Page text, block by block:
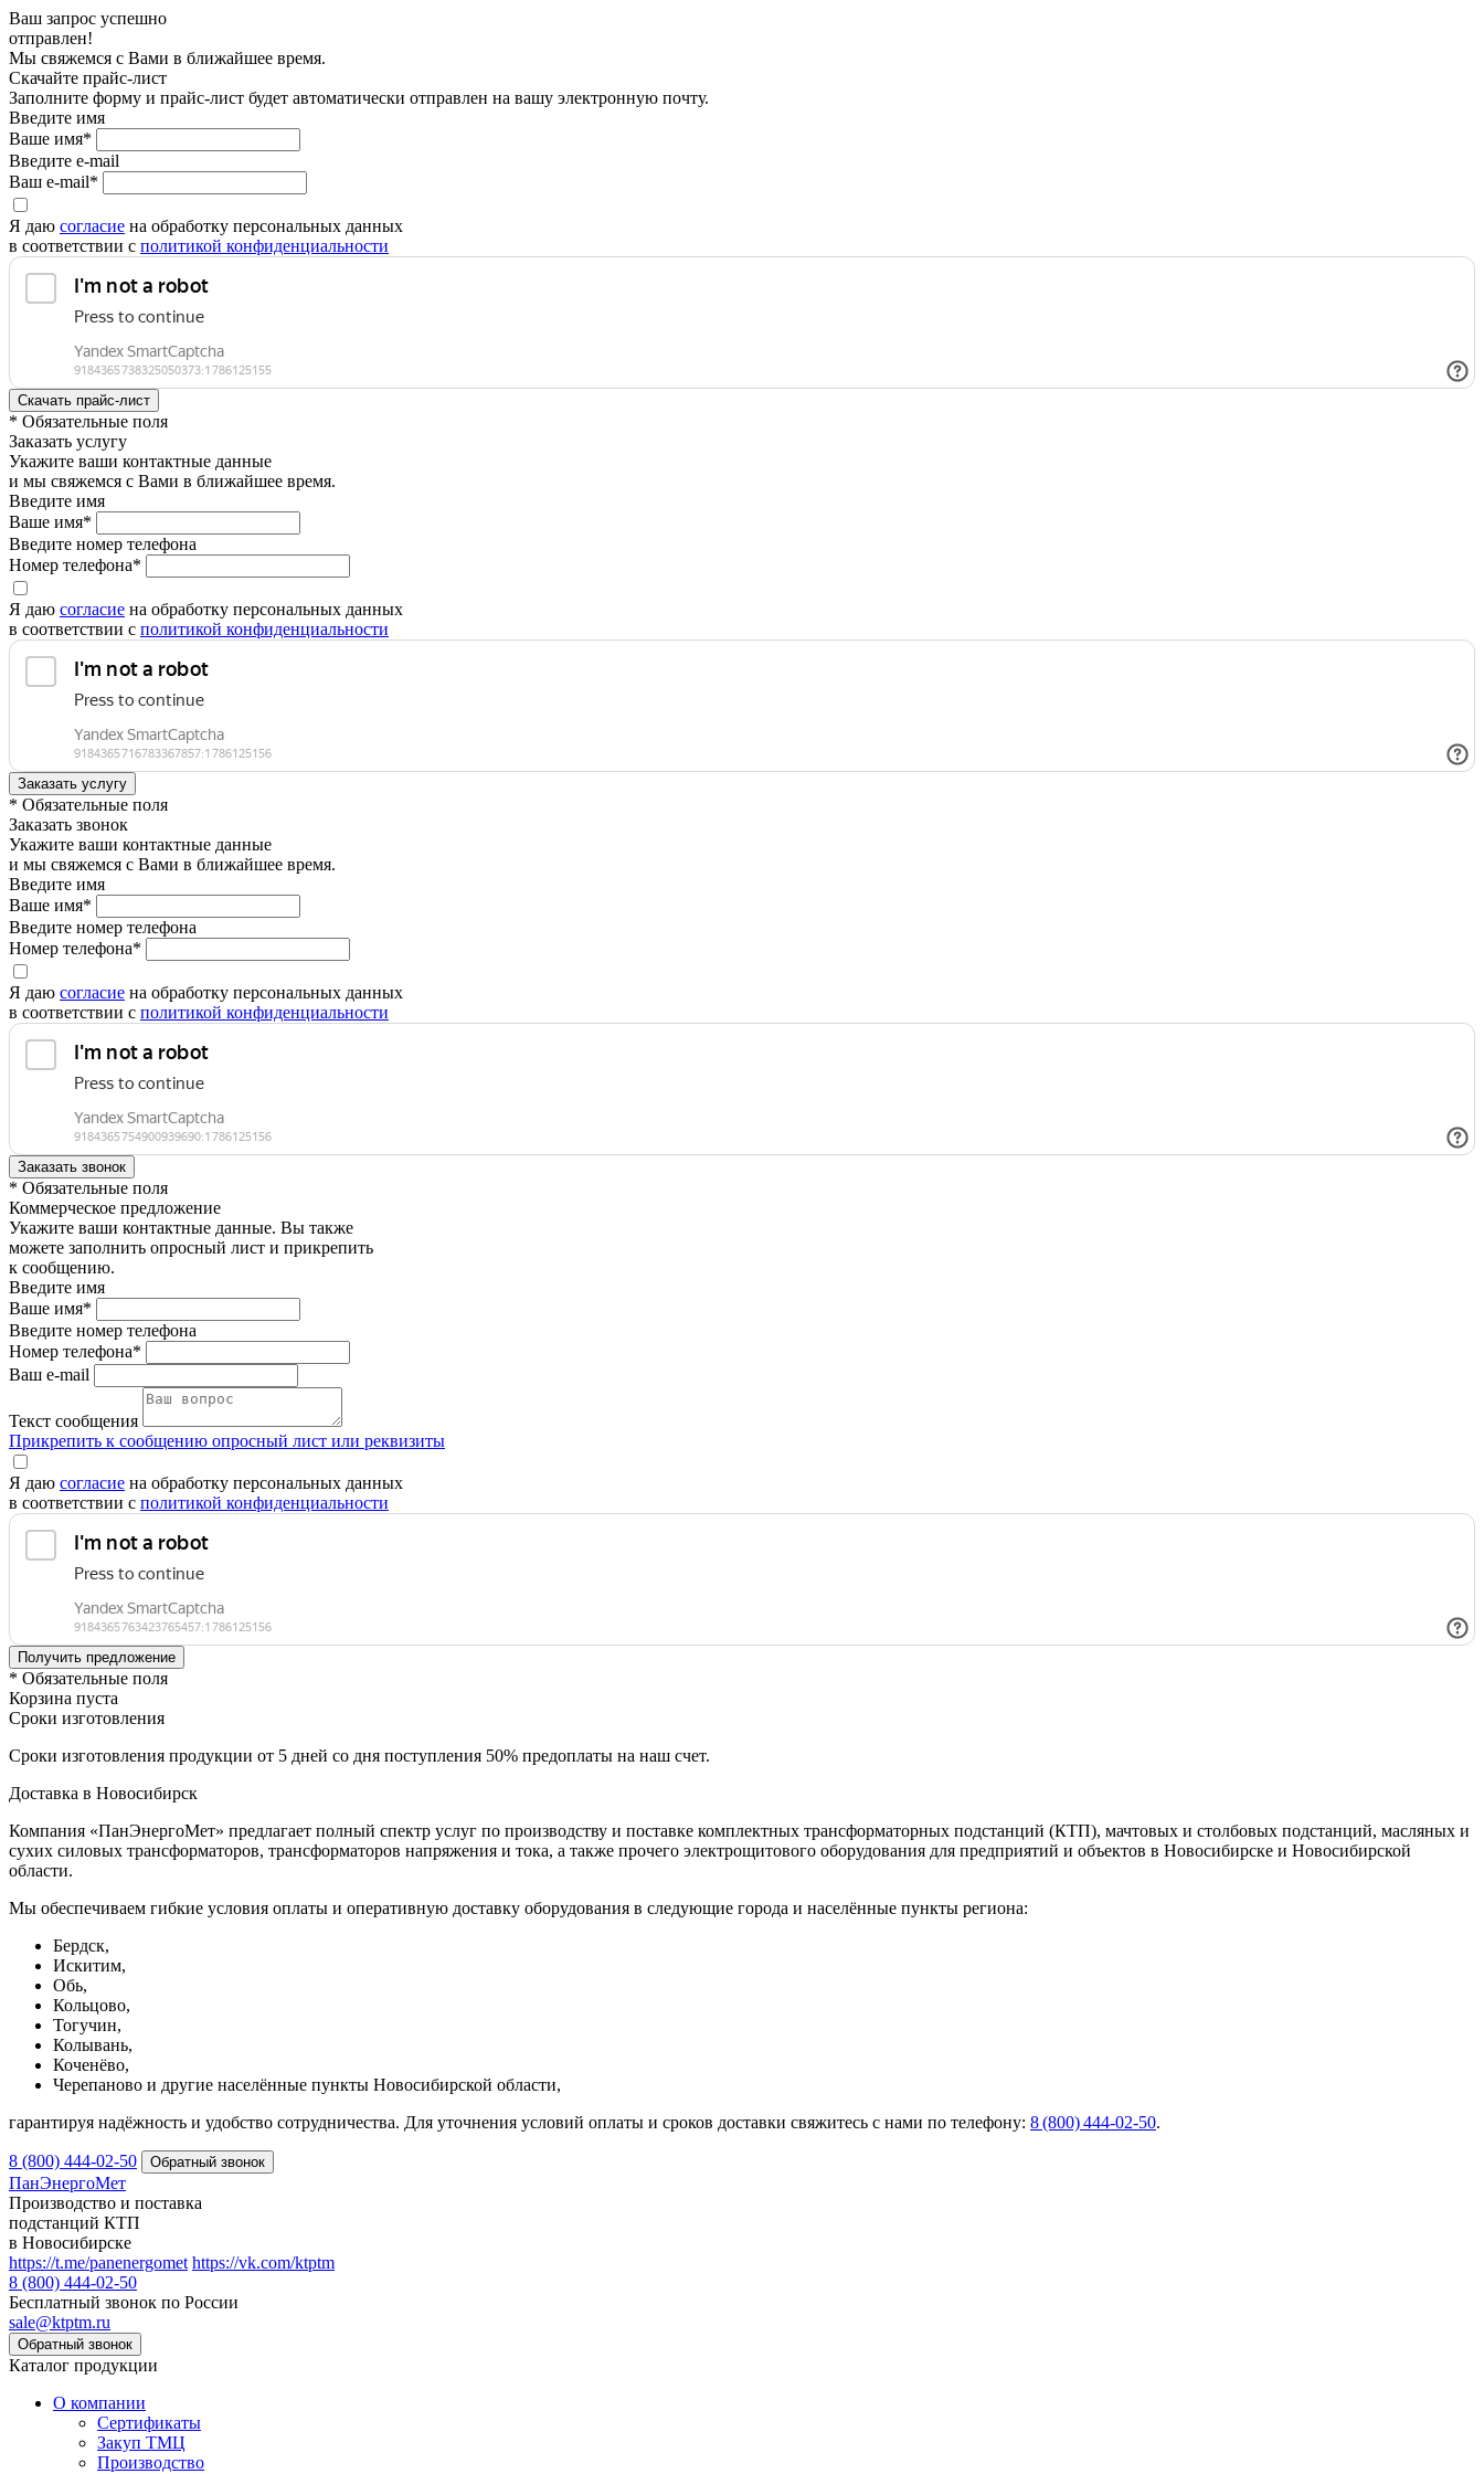
Ваш запрос успешно
отправлен!
Мы свяжемся с Вами в ближайшее время.
Скачайте прайс-лист
Заполните форму и прайс-лист будет автоматически отправлен на вашу электронную почту.
Введите имя
Ваше имя*
Введите e-mail
Ваш e-mail*
Я даю согласие на обработку персональных данных
в соответствии с политикой конфиденциальности
* Обязательные поля
Заказать услугу
Укажите ваши контактные данные
и мы свяжемся с Вами в ближайшее время.
Введите имя
Ваше имя*
Введите номер телефона
Номер телефона*
Я даю согласие на обработку персональных данных
в соответствии с политикой конфиденциальности
* Обязательные поля
Заказать звонок
Укажите ваши контактные данные
и мы свяжемся с Вами в ближайшее время.
Введите имя
Ваше имя*
Введите номер телефона
Номер телефона*
Я даю согласие на обработку персональных данных
в соответствии с политикой конфиденциальности
* Обязательные поля
Коммерческое предложение
Укажите ваши контактные данные. Вы также
можете заполнить опросный лист и прикрепить
к сообщению.
Введите имя
Ваше имя*
Введите номер телефона
Номер телефона*
Ваш e-mail
Текст сообщения
Прикрепить к сообщению опросный лист или реквизиты
Я даю согласие на обработку персональных данных
в соответствии с политикой конфиденциальности
* Обязательные поля
Корзина пуста
Сроки изготовления
Сроки изготовления продукции от 5 дней со дня поступления 50% предоплаты на наш счет.
Доставка в Новосибирск
Компания «ПанЭнергоМет» предлагает полный спектр услуг по производству и поставке комплектных трансформаторных подстанций (КТП), мачтовых и столбовых подстанций, масляных и
сухих силовых трансформаторов, трансформаторов напряжения и тока, а также прочего электрощитового оборудования для предприятий и объектов в Новосибирске и Новосибирской
области.
Мы обеспечиваем гибкие условия оплаты и оперативную доставку оборудования в следующие города и населённые пункты региона:
Бердск,
Искитим,
Обь,
Кольцово,
Тогучин,
Колывань,
Коченёво,
Черепаново и другие населённые пункты Новосибирской области,
гарантируя надёжность и удобство сотрудничества. Для уточнения условий оплаты и сроков доставки свяжитесь с нами по телефону: 8 (800) 444‑02‑50.
8 (800) 444-02-50
ПанЭнергоМет
Производство и поставка
подстанций КТП
в Новосибирске
https://t.me/panenergomet https://vk.com/ktptm
8 (800) 444-02-50
Бесплатный звонок по России
sale@ktptm.ru
Каталог продукции
О компании
Сертификаты
Закуп ТМЦ
Производство